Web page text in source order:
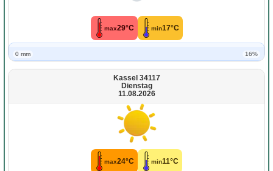
max29°C min17°C
0 mm 16%
Kassel 34117
Dienstag
11.08.2026
max24°C min11°C